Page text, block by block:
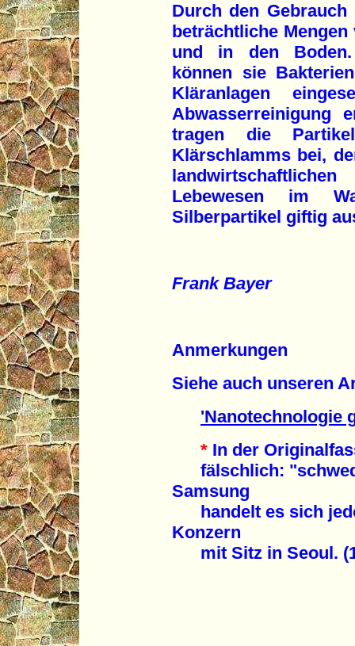
Durch den Gebrauch
beträchtliche
und in den
können sie
Kläranlagen
Abwasserreinigung
tragen die
Klärschlamms bei,
Lebewesen im
Silberpartikel giftig
Frank Bayer
Anmerkungen
Siehe auch unseren
'Nanotechnologie
* In der
fälschlich:
Samsung
handelt es sich
Konzern
mit Sitz in Seoul.